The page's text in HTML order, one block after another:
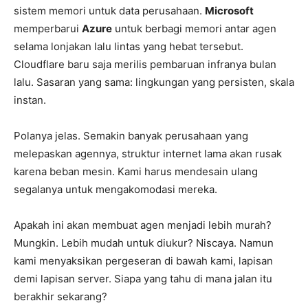
sistem memori untuk data perusahaan. Microsoft
memperbarui Azure untuk berbagi memori antar agen
selama lonjakan lalu lintas yang hebat tersebut.
Cloudflare baru saja merilis pembaruan infranya bulan
lalu. Sasaran yang sama: lingkungan yang persisten, skala
instan.
Polanya jelas. Semakin banyak perusahaan yang
melepaskan agennya, struktur internet lama akan rusak
karena beban mesin. Kami harus mendesain ulang
segalanya untuk mengakomodasi mereka.
Apakah ini akan membuat agen menjadi lebih murah?
Mungkin. Lebih mudah untuk diukur? Niscaya. Namun
kami menyaksikan pergeseran di bawah kami, lapisan
demi lapisan server. Siapa yang tahu di mana jalan itu
berakhir sekarang?